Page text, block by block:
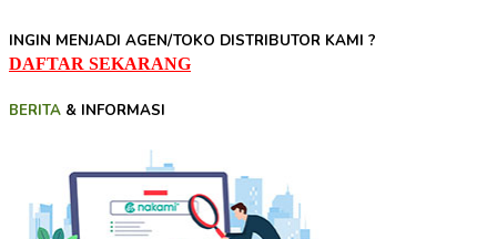
INGIN MENJADI AGEN/TOKO DISTRIBUTOR KAMI ?
DAFTAR SEKARANG
BERITA & INFORMASI